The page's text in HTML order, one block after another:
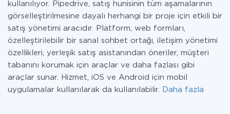
kullanılıyor. Pipedrive, satış hunisinin tüm aşamalarının
görselleştirilmesine dayalı herhangi bir proje için etkili bir
satış yönetimi aracıdır. Platform, web formları,
özelleştirilebilir bir sanal sohbet ortağı, iletişim yönetimi
özellikleri, yerleşik satış asistanından öneriler, müşteri
tabanını korumak için araçlar ve daha fazlası gibi
araçlar sunar. Hizmet, iOS ve Android için mobil
uygulamalar kullanılarak da kullanılabilir.
Daha fazla